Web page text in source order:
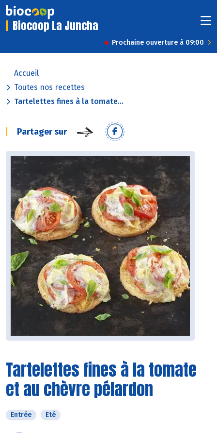
Biocoop La Juncha
Prochaine ouverture à 09:00
Accueil
Toutes nos recettes
Tartelettes fines à la tomate...
Partager sur
Tartelettes fines à la tomate
et au chèvre pélardon
Entrée Eté